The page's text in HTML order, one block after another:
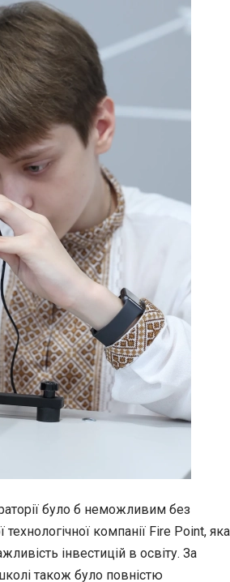
було б неможливим без
технологічної компанії Fire Point, яка
інвестицій в освіту. За
також було повністю